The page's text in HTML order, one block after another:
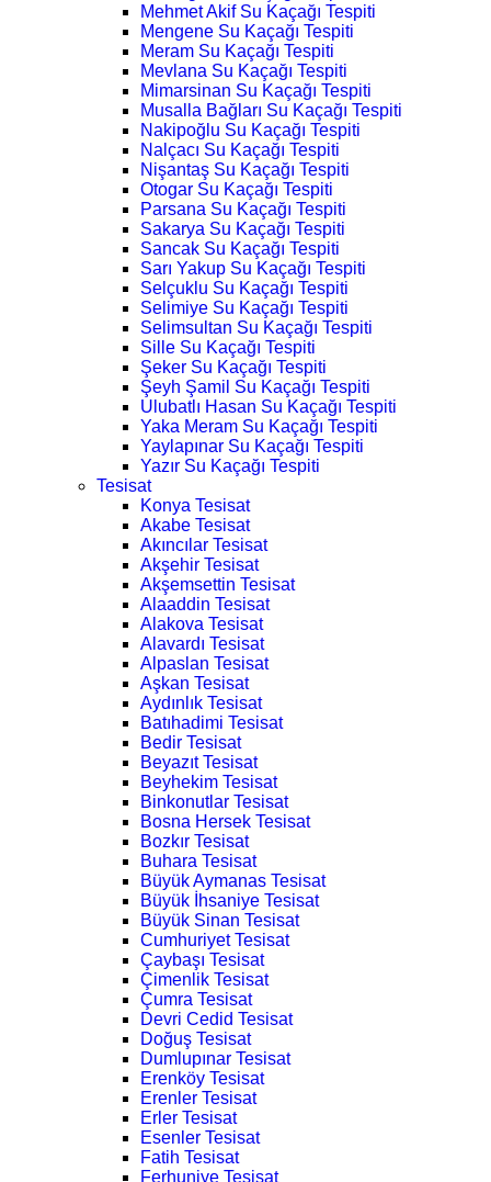
Mehmet Akif Su Kaçağı Tespiti
Mengene Su Kaçağı Tespiti
Meram Su Kaçağı Tespiti
Mevlana Su Kaçağı Tespiti
Mimarsinan Su Kaçağı Tespiti
Musalla Bağları Su Kaçağı Tespiti
Nakipoğlu Su Kaçağı Tespiti
Nalçacı Su Kaçağı Tespiti
Nişantaş Su Kaçağı Tespiti
Otogar Su Kaçağı Tespiti
Parsana Su Kaçağı Tespiti
Sakarya Su Kaçağı Tespiti
Sancak Su Kaçağı Tespiti
Sarı Yakup Su Kaçağı Tespiti
Selçuklu Su Kaçağı Tespiti
Selimiye Su Kaçağı Tespiti
Selimsultan Su Kaçağı Tespiti
Sille Su Kaçağı Tespiti
Şeker Su Kaçağı Tespiti
Şeyh Şamil Su Kaçağı Tespiti
Ulubatlı Hasan Su Kaçağı Tespiti
Yaka Meram Su Kaçağı Tespiti
Yaylapınar Su Kaçağı Tespiti
Yazır Su Kaçağı Tespiti
Tesisat
Konya Tesisat
Akabe Tesisat
Akıncılar Tesisat
Akşehir Tesisat
Akşemsettin Tesisat
Alaaddin Tesisat
Alakova Tesisat
Alavardı Tesisat
Alpaslan Tesisat
Aşkan Tesisat
Aydınlık Tesisat
Batıhadimi Tesisat
Bedir Tesisat
Beyazıt Tesisat
Beyhekim Tesisat
Binkonutlar Tesisat
Bosna Hersek Tesisat
Bozkır Tesisat
Buhara Tesisat
Büyük Aymanas Tesisat
Büyük İhsaniye Tesisat
Büyük Sinan Tesisat
Cumhuriyet Tesisat
Çaybaşı Tesisat
Çimenlik Tesisat
Çumra Tesisat
Devri Cedid Tesisat
Doğuş Tesisat
Dumlupınar Tesisat
Erenköy Tesisat
Erenler Tesisat
Erler Tesisat
Esenler Tesisat
Fatih Tesisat
Ferhuniye Tesisat